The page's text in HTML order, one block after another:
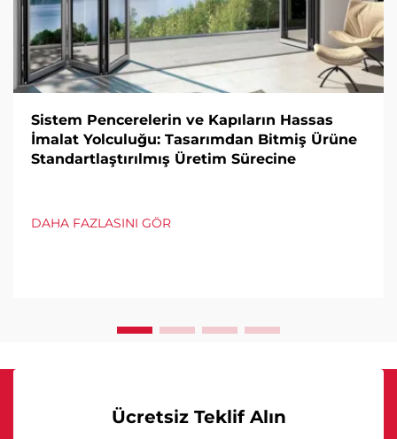
Sistem Pencerelerin ve Kapıların Hassas
İmalat Yolculuğu: Tasarımdan Bitmiş Ürüne
Standartlaştırılmış Üretim Sürecine
DAHA FAZLASINI GÖR
Ücretsiz Teklif Alın